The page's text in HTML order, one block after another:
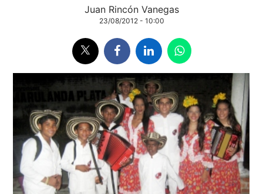
Juan Rincón Vanegas
23/08/2012 - 10:00